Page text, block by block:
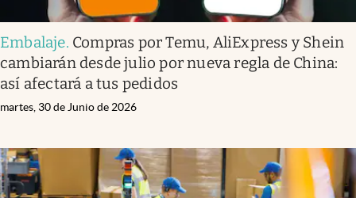
Embalaje. Compras por Temu, AliExpress y Shein
cambiarán desde julio por nueva regla de China:
así afectará a tus pedidos
martes, 30 de Junio de 2026